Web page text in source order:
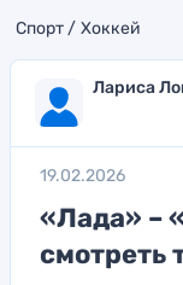
Спорт Хоккей
Лариса
19.02.2026
«Лада» –
смотреть